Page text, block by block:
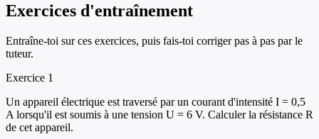
Exercices d'entraînement
Entraîne-toi sur ces exercices, puis fais-toi corriger pas à pas par le
tuteur.
Exercice 1
Un appareil électrique est traversé par un courant d'intensité I = 0,5
A lorsqu'il est soumis à une tension U = 6 V. Calculer la résistance R
de cet appareil.